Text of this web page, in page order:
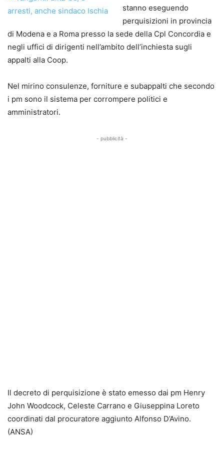
stanno eseguendo
perquisizioni in provincia
di Modena e a Roma presso la sede della Cpl Concordia e
negli uffici di dirigenti nell’ambito dell’inchiesta sugli
appalti alla Coop.
Nel mirino consulenze, forniture e subappalti che secondo
i pm sono il sistema per corrompere politici e
amministratori.
- pubblicità -
Il decreto di perquisizione è stato emesso dai pm Henry
John Woodcock, Celeste Carrano e Giuseppina Loreto
coordinati dal procuratore aggiunto Alfonso D’Avino.
(ANSA)